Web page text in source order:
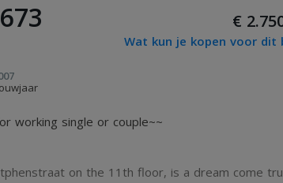
€
Wat kun je kopen voor dit
working single or couple~~
on the 11th floor, is a dream come